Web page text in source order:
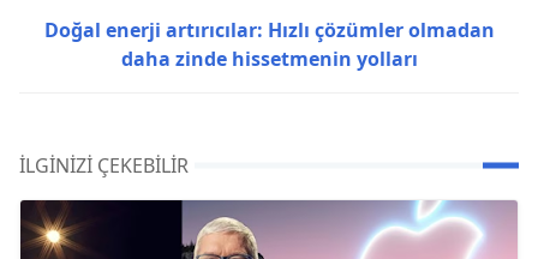
Doğal enerji artırıcılar: Hızlı çözümler olmadan
daha zinde hissetmenin yolları
İLGINIZI ÇEKEBILIR